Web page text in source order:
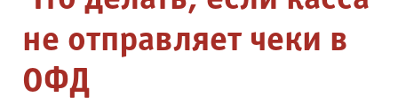
не отправляет чеки в
ОФД